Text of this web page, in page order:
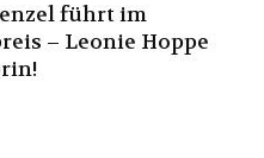
führt im
– Leonie Hoppe